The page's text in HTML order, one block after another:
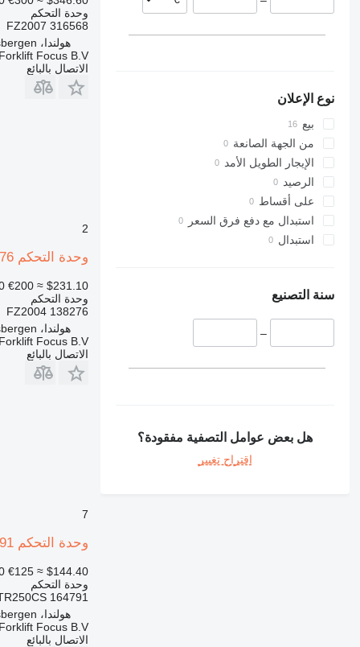
نوع الإعلان
بيع
من الجهة الصانعة
الإيجار الطويل الأمد
الرصيد
على أقساط
استبدال مع دفع فرق السعر
استبدال
سنة التصنيع
–
هل بعض عوامل التصفية مفقودة؟
اقتراح تغيير
وحدة التحكم
316568 FZ2007
هولندا، Haaksbergen
Forklift Focus B.V.
الاتصال بالبائع
2
وحدة التحكم Zapi 138276 لـ رافعة البليت الكهربائية Atlet
€200 ≈ $231.10
وحدة التحكم
138276 FZ2004
هولندا، Haaksbergen
Forklift Focus B.V.
الاتصال بالبائع
7
وحدة التحكم 164791 لـ المعدة المستخدمة في المستودع Atlet
€125 ≈ $144.40
وحدة التحكم
164791 TR250CS
هولندا، Haaksbergen
Forklift Focus B.V.
الاتصال بالبائع